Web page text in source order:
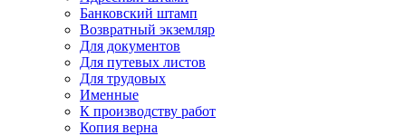
Банковский штамп
Возвратный экземляр
Для документов
Для путевых листов
Для трудовых
Именные
К производству работ
Копия верна